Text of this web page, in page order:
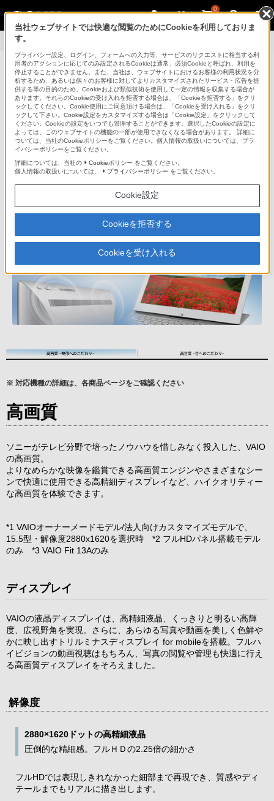
0
製品情報
パーソナルコンピューター VAIO
法人のお客様はこちら
ラインアップ アクセサリー
VAIOでできること
サポート・
お問い合わせ
高画質・高音質
※ 対応機種の詳細は、各商品ページをご確認ください
高画質
ソニーがテレビ分野で培ったノウハウを惜しみなく投入した、VAIO
の高画質。
よりなめらかな映像を鑑賞できる高画質エンジンやさまざまなシー
ンで快適に使用できる高精細ディスプレイなど、ハイクオリティー
な高画質を体験できます。
*1 VAIOオーナーメードモデル/法人向けカスタマイズモデルで、
15.5型・解像度2880x1620を選択時 *2 フルHDパネル搭載モデル
のみ *3 VAIO Fit 13Aのみ
ディスプレイ
VAIOの液晶ディスプレイは、高精細液晶、くっきりと明るい高輝
度、広視野角を実現。さらに、あらゆる写真や動画を美しく色鮮や
かに映し出すトリルミナスディスプレイ for mobileを搭載。フルハ
イビジョンの動画視聴はもちろん、写真の閲覧や管理も快適に行え
る高画質ディスプレイをそろえました。
解像度
2880×1620ドットの高精細液晶
圧倒的な精細感。フルＨＤの2.25倍の細かさ
フルHDでは表現しきれなかった細部まで再現でき、質感やディ
テールまでもリアルに描き出します。
当社ウェブサイトでは快適な閲覧のためにCookieを利用しておりま
す。
プライバシー設定、ログイン、フォームへの入力等、サービスのリクエストに相当する利
用者のアクションに応じてのみ設定されるCookieは通常、必須Cookieと呼ばれ、利用を
停止することができません。また、当社は、ウェブサイトにおけるお客様の利用状況を分
析するため、あるいは個々のお客様に対してよりカスタマイズされたサービス・広告を提
供する等の目的のため、Cookieおよび類似技術を使用して一定の情報を収集する場合が
あります。それらのCookieの受け入れを拒否する場合は、「Cookieを拒否する」をクリ
ックしてください。Cookie使用にご同意頂ける場合は、「Cookieを受け入れる」をクリ
ックして下さい。Cookie設定をカスタマイズする場合は「Cookie設定」をクリックして
ください。Cookieの設定をいつでも管理することができます。選択したCookieの設定に
よっては、このウェブサイトの機能の一部が使用できなくなる場合があります。 詳細に
ついては、当社のCookieポリシーをご覧ください。個人情報の取扱いについては、プラ
イバシーポリシーをご覧ください。
詳細については、当社の
Cookieポリシー をご覧ください。
個人情報の取扱いについては、
プライバシーポリシー をご覧ください。
Cookie設定
Cookieを拒否する
Cookieを受け入れる